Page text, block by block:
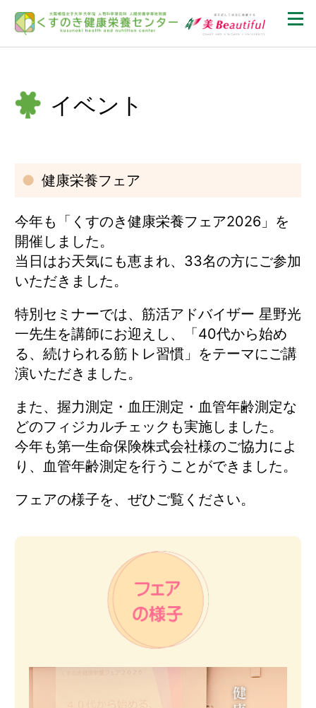
イベント
健康栄養フェア
今年も「くすのき健康栄養フェア2026」を
開催しました。
当日はお天気にも恵まれ、33名の方にご参加
いただきました。
特別セミナーでは、筋活アドバイザー 星野光
一先生を講師にお迎えし、「40代から始め
る、続けられる筋トレ習慣」をテーマにご講
演いただきました。
また、握力測定・血圧測定・血管年齢測定な
どのフィジカルチェックも実施しました。
今年も第一生命保険株式会社様のご協力によ
り、血管年齢測定を行うことができました。
フェアの様子を、ぜひご覧ください。